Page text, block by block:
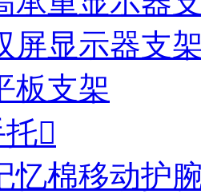
屏显示器支
板支架
托
忆棉移动护